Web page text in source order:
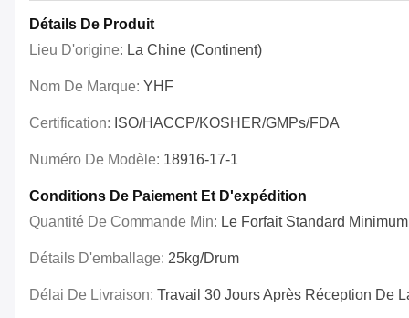
Détails De Produit
Lieu D'origine: La Chine (continent)
Nom De Marque: YHF
Certification: ISO/HACCP/KOSHER/GMPs/FDA
Numéro De Modèle: 18916-17-1
Conditions De Paiement Et D'expédition
Quantité De Commande Min: Le Forfait Standard
Détails D'emballage: 25kg/drum
Délai De Livraison: Travail 30 Jours Après Réception De